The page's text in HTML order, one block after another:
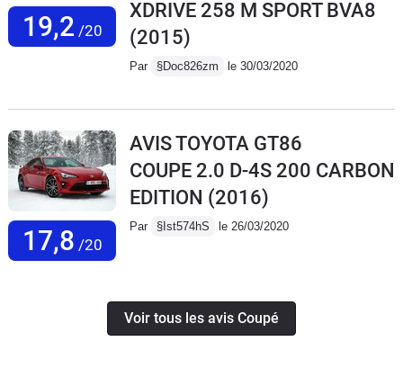
19,2 /20
XDRIVE 258 M SPORT BVA8
(2015)
Par §Doc826zm le 30/03/2020
17,8 /20
AVIS TOYOTA GT86
COUPE 2.0 D-4S 200 CARBON
EDITION (2016)
Par §Ist574hS le 26/03/2020
Voir tous les avis Coupé